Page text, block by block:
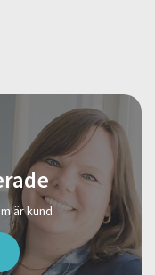
är kund